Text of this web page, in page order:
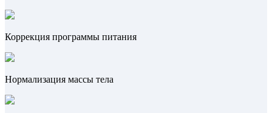
Коррекция программы питания
Нормализация массы тела